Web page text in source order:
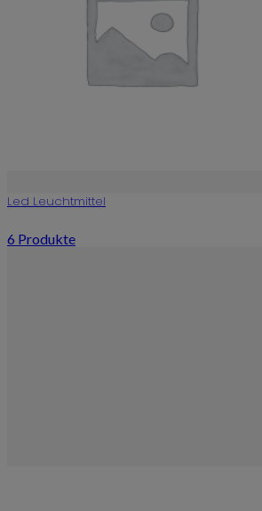
Led Leuchtmittel
6 Produkte